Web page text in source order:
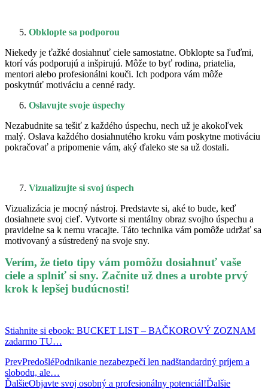
Obklopte sa podporou
Niekedy je ťažké dosiahnuť ciele samostatne. Obklopte sa ľuďmi,
ktorí vás podporujú a inšpirujú. Môže to byť rodina, priatelia,
mentori alebo profesionálni kouči. Ich podpora vám môže
poskytnúť motiváciu a cenné rady.
Oslavujte svoje úspechy
Nezabudnite sa tešiť z každého úspechu, nech už je akokoľvek
malý. Oslava každého dosiahnutého kroku vám poskytne motiváciu
pokračovať a pripomenie vám, aký ďaleko ste sa už dostali.
Vizualizujte si svoj úspech
Vizualizácia je mocný nástroj. Predstavte si, aké to bude, keď
dosiahnete svoj cieľ. Vytvorte si mentálny obraz svojho úspechu a
pravidelne sa k nemu vracajte. Táto technika vám pomôže udržať sa
motivovaný a sústredený na svoje sny.
Verím, že tieto tipy vám pomôžu dosiahnuť vaše
ciele a splniť si sny. Začnite už dnes a urobte prvý
krok k lepšej budúcnosti!
Stiahnite si ebook: BUCKET LIST – BAČKOROVÝ ZOZNAM
zadarmo TU…
PrevPredošléPodnikanie nezabezpečí len nadštandardný príjem a
slobodu, ale…
ĎalšieObjavte svoj osobný a profesionálny potenciál!Ďalšie